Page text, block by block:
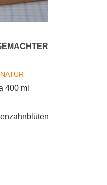
NATUR
400 ml